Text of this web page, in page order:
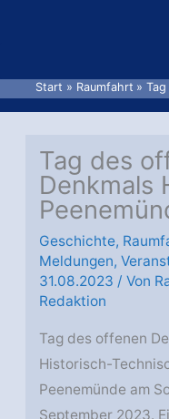
Start Raumfahrt
Tag des
Denkmals
Geschichte,
Meldungen,
31.08.2023 / Von
Redaktion
Tag des offenen
Historisch-
Peenemünde am
September 2023.